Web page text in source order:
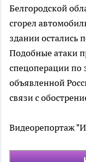
Белгородской
сгорел
здании остались
Подобные атаки
спецоперации по
объявленной
связи с
Видеорепортаж